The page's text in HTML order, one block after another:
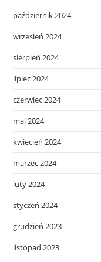
październik 2024
wrzesień 2024
sierpień 2024
lipiec 2024
czerwiec 2024
maj 2024
kwiecień 2024
marzec 2024
luty 2024
styczeń 2024
grudzień 2023
listopad 2023